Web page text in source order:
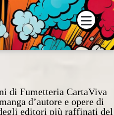
su WhatsApp o
di Fumetteria CartaViva
d’autore e opere di
editori più raffinati del